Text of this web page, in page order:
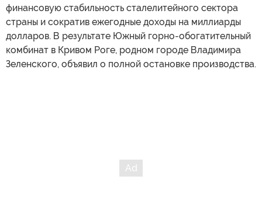
финансовую стабильность сталелитейного сектора
страны и сократив ежегодные доходы на миллиарды
долларов. В результате Южный горно-обогатительный
комбинат в Кривом Роге, родном городе Владимира
Зеленского, объявил о полной остановке производства.